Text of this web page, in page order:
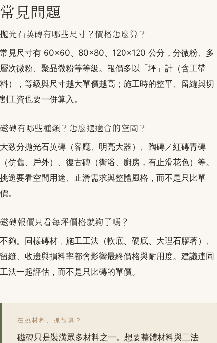
常見問題
拋光石英磚有哪些尺寸？價格怎麼算？
常見尺寸有 60×60、80×80、120×120 公分，分微粉、多
層次微粉、聚晶微粉等等級。報價多以「坪」計（含工帶
料），等級與尺寸越大單價越高；施工時的整平、留縫與切
割工資也要一併算入。
磁磚有哪些種類？怎麼選適合的空間？
大致分拋光石英磚（客廳、明亮大器）、陶磚／紅磚青磚
（仿舊、戶外）、復古磚（衛浴、廚房，有止滑花色）等。
挑選要看空間用途、止滑需求與整體風格，而不是只比單
價。
磁磚報價只看每坪價格就夠了嗎？
不夠。同樣磚材，施工工法（軟底、硬底、大理石膠著）、
留縫、收邊與損料率都會影響最終價格與耐用度。建議連同
工法一起評估，而不是只比磚的單價。
在挑材料、抓預算？
磁磚只是裝潢眾多材料之一。想要整體材料與工法